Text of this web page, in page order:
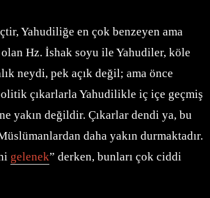
Yahudiliğe en çok benzeyen ama
Hz. İshak soyu ile Yahudiler, köle
neydi, pek açık değil; ama önce
çıkarlarla Yahudilikle iç içe geçmiş
yakın değildir. Çıkarlar dendi ya, bu
daha yakın durmaktadır.
gelenek” derken, bunları çok ciddi